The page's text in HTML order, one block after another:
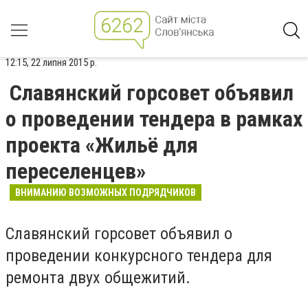
12:15, 22 липня 2015 р.
Славянский горсовет объявил
о проведении тендера в рамках
проекта «Жильё для
переселенцев»
ВНИМАНИЮ ВОЗМОЖНЫХ ПОДРЯДЧИКОВ
Славянский горсовет объявил о
проведении конкурсного тендера для
ремонта двух общежитий.